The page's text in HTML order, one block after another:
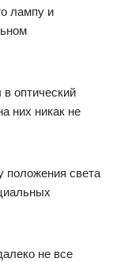
лампу и
оптический
них никак не
положения света
не все